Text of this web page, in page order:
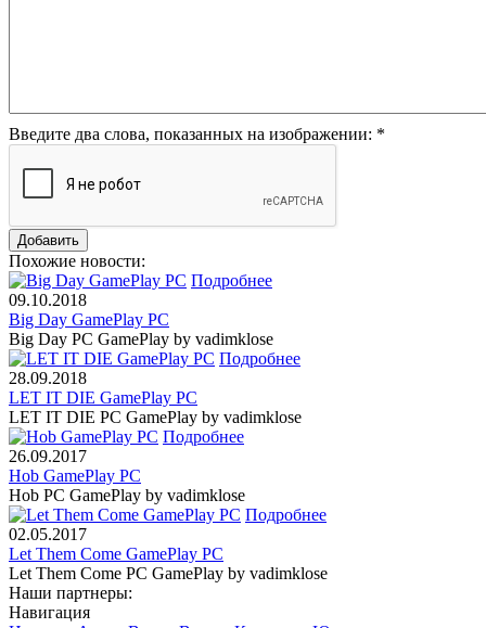
Введите два слова, показанных на изображении: *
Похожие новости:
Подробнее
09.10.2018
Big Day GamePlay PC
Big Day PC GamePlay by vadimklose
Подробнее
28.09.2018
LET IT DIE GamePlay PC
LET IT DIE PC GamePlay by vadimklose
Подробнее
26.09.2017
Hob GamePlay PC
Hob PC GamePlay by vadimklose
Подробнее
02.05.2017
Let Them Come GamePlay PC
Let Them Come PC GamePlay by vadimklose
Наши партнеры:
Навигация